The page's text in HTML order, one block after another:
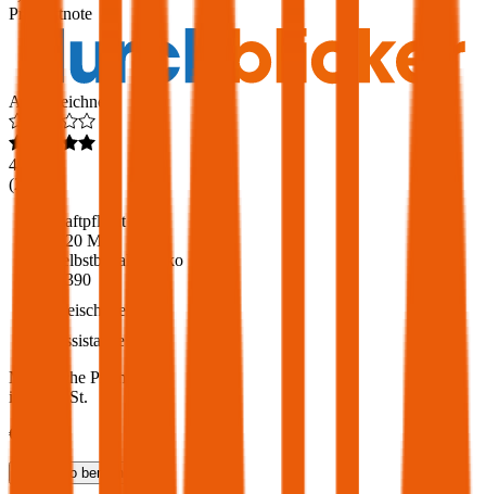
Produktnote
Ausgezeichnet
4,6
(216
Haftpflicht
€ 20 Mio.
Selbstbehalt Kasko
€ 390
Freischaden
Assistance
Monatliche Prämie
inkl. mVSt.
€ 219,92
Teilkasko berechnen